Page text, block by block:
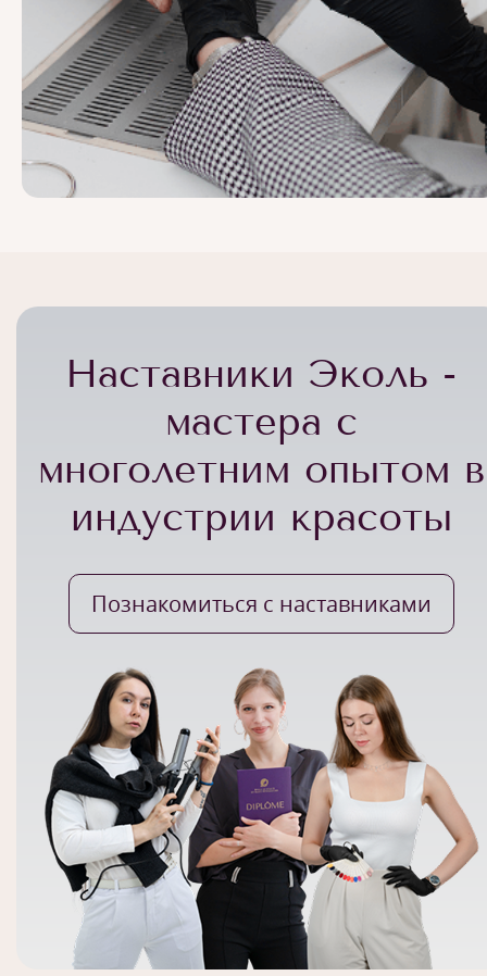
Наставники Эколь -
мастера с
многолетним опытом в
индустрии красоты
Познакомиться с наставниками